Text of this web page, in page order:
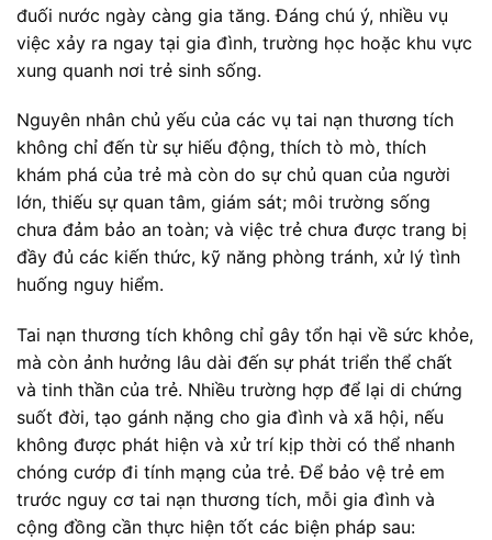
đuối nước ngày càng gia tăng. Đáng chú ý, nhiều vụ
việc xảy ra ngay tại gia đình, trường học hoặc khu vực
xung quanh nơi trẻ sinh sống.
Nguyên nhân chủ yếu của các vụ tai nạn thương tích
không chỉ đến từ sự hiếu động, thích tò mò, thích
khám phá của trẻ mà còn do sự chủ quan của người
lớn, thiếu sự quan tâm, giám sát; môi trường sống
chưa đảm bảo an toàn; và việc trẻ chưa được trang bị
đầy đủ các kiến thức, kỹ năng phòng tránh, xử lý tình
huống nguy hiểm.
Tai nạn thương tích không chỉ gây tổn hại về sức khỏe,
mà còn ảnh hưởng lâu dài đến sự phát triển thể chất
và tinh thần của trẻ. Nhiều trường hợp để lại di chứng
suốt đời, tạo gánh nặng cho gia đình và xã hội, nếu
không được phát hiện và xử trí kịp thời có thể nhanh
chóng cướp đi tính mạng của trẻ. Để bảo vệ trẻ em
trước nguy cơ tai nạn thương tích, mỗi gia đình và
cộng đồng cần thực hiện tốt các biện pháp sau: